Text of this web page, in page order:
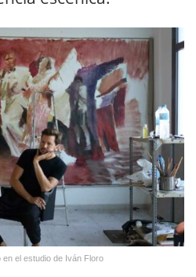
en el estudio de Iván Floro